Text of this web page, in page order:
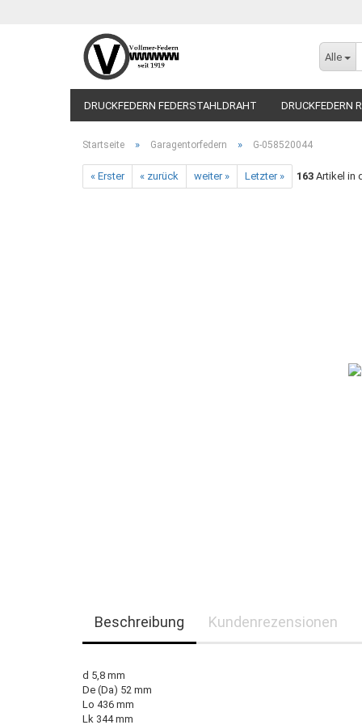
Alle
DRUCKFEDERN FEDERSTAHLDRAHT DRUCKFEDERN
Startseite » Garagentorfedern » G-058520044
« Erster « zurück weiter » Letzter » 163 Artikel in
Beschreibung Kundenrezensionen
d 5,8 mm
De (Da) 52 mm
Lo 436 mm
Lk 344 mm